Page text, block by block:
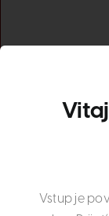
Vstup je